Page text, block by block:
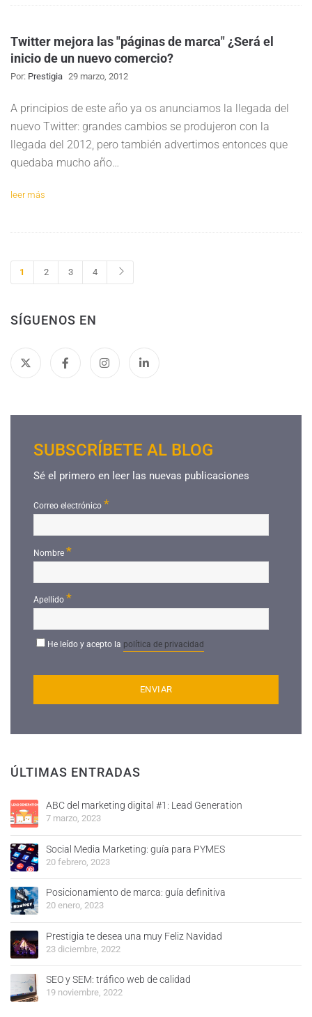
Twitter mejora las "páginas de marca" ¿Será el
inicio de un nuevo comercio?
Por: Prestigia 29 marzo, 2012
A principios de este año ya os anunciamos la llegada del
nuevo Twitter: grandes cambios se produjeron con la
llegada del 2012, pero también advertimos entonces que
quedaba mucho año…
leer más
1 2 3 4
SÍGUENOS EN
SUBSCRÍBETE AL BLOG
Sé el primero en leer las nuevas publicaciones
Correo electrónico *
Nombre*
Apellido *
He leído y acepto la política de privacidad
ÚLTIMAS ENTRADAS
ABC del marketing digital #1: Lead Generation
7 marzo, 2023
Social Media Marketing: guía para PYMES
20 febrero, 2023
Posicionamiento de marca: guía definitiva
20 enero, 2023
Prestigia te desea una muy Feliz Navidad
23 diciembre, 2022
SEO y SEM: tráfico web de calidad
19 noviembre, 2022